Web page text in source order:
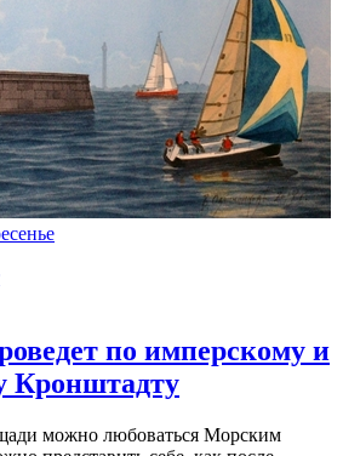
по имперскому и
Кронштадту
можно любоваться Морским